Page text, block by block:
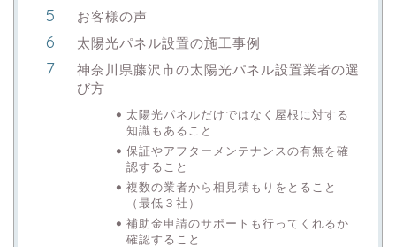
お客様の声
太陽光パネル設置の施工事例
神奈川県藤沢市の太陽光パネル設置業者の選
び方
太陽光パネルだけではなく屋根に対する
知識もあること
保証やアフターメンテナンスの有無を確
認すること
複数の業者から相見積もりをとること
（最低３社）
補助金申請のサポートも行ってくれるか
確認すること